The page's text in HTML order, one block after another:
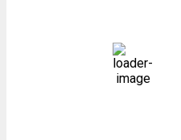
94 %
1012 mb